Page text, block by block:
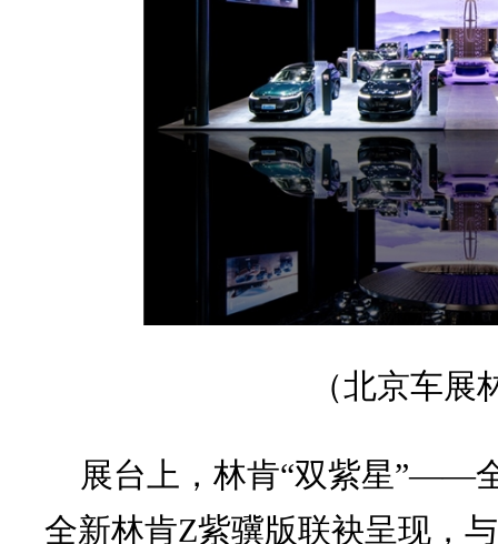
（北京车展
展台上，林肯“双紫星”——
全新林肯Z紫骥版联袂呈现，